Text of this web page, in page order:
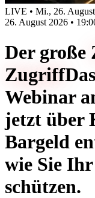
LIVE • Mi., 26.
26. August 2026 •
Der große
Zugriff
Webinar
jetzt über
Bargeld
wie Sie
schützen.